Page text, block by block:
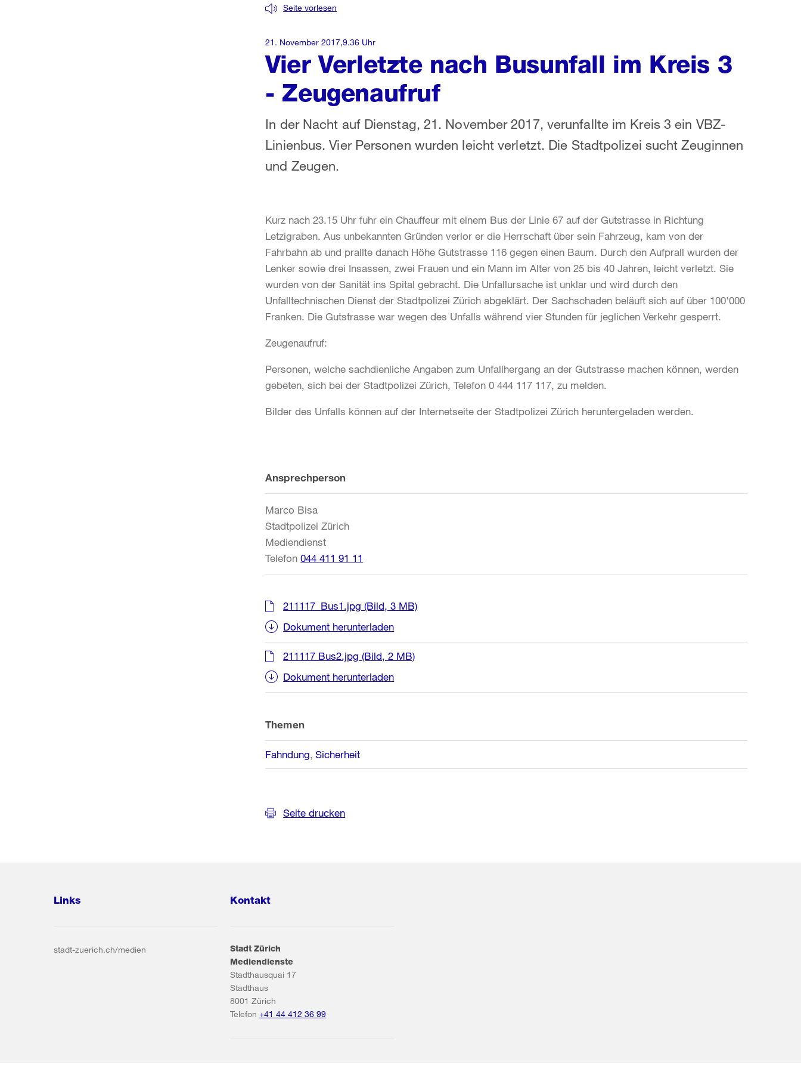
Vier Verletzte nach Busunfall im Kreis 3
- Zeugenaufruf
Seite vorlesen
In der Nacht auf Dienstag, 21. November 2017, verunfallte im Kreis 3 ein VBZ-
Linienbus. Vier Personen wurden leicht verletzt. Die Stadtpolizei sucht Zeuginnen
und Zeugen.
21. November 2017,9.36 Uhr
Kurz nach 23.15 Uhr fuhr ein Chauffeur mit einem Bus der Linie 67 auf der Gutstrasse in Richtung
Letzigraben. Aus unbekannten Gründen verlor er die Herrschaft über sein Fahrzeug, kam von der
Fahrbahn ab und prallte danach Höhe Gutstrasse 116 gegen einen Baum. Durch den Aufprall wurden der
Lenker sowie drei Insassen, zwei Frauen und ein Mann im Alter von 25 bis 40 Jahren, leicht verletzt. Sie
wurden von der Sanität ins Spital gebracht. Die Unfallursache ist unklar und wird durch den
Unfalltechnischen Dienst der Stadtpolizei Zürich abgeklärt. Der Sachschaden beläuft sich auf über 100'000
Franken. Die Gutstrasse war wegen des Unfalls während vier Stunden für jeglichen Verkehr gesperrt.
Zeugenaufruf:
Personen, welche sachdienliche Angaben zum Unfallhergang an der Gutstrasse machen können, werden
gebeten, sich bei der Stadtpolizei Zürich, Telefon 0 444 117 117, zu melden.
Bilder des Unfalls können auf der Internetseite der Stadtpolizei Zürich heruntergeladen werden.
Weitere
Informationen
Ansprechperson
Marco Bisa
Stadtpolizei Zürich
Mediendienst
Telefon 044 411 91 11
211117_Bus1.jpg (Bild, 3 MB)
Dokument herunterladen
211117 Bus2.jpg (Bild, 2 MB)
Dokument herunterladen
Themen
Fahndung Sicherheit
Seite drucken
Links
stadt-zuerich.ch/medien
Kontakt
Stadt Zürich
Mediendienste
Stadthausquai 17
Stadthaus
8001 Zürich
Telefon +41 44 412 36 99